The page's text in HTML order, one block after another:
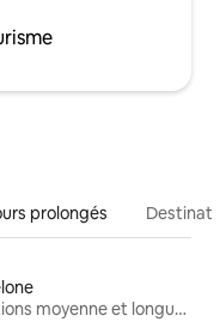
prolongés
Locations moyenne et longue durée